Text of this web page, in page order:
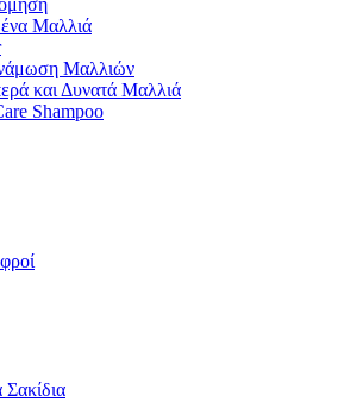
Μαλλιά
Μαλλιών
και Δυνατά Μαλλιά
Shampoo
Σακίδια